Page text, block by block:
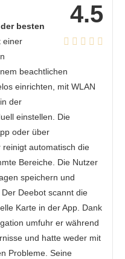
4.5
besten
einer
beachtlichen
einrichten, mit WLAN
der
einstellen. Die
oder über
automatisch die
Bereiche. Die Nutzer
speichern und
Deebot scannt die
Karte in der App. Dank
umfuhr er während
und hatte weder mit
Probleme. Seine